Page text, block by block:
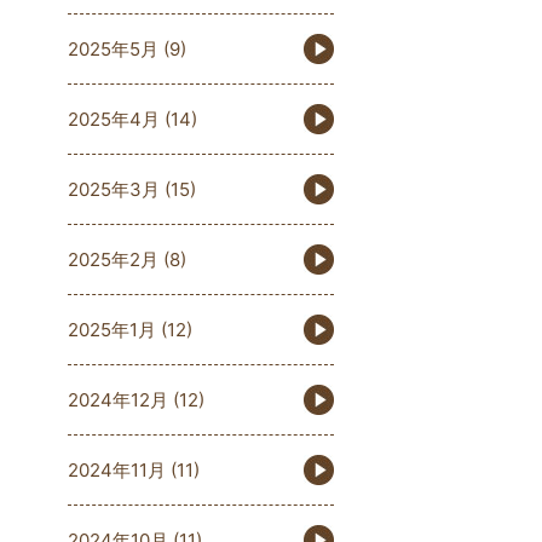
2025年5月 (9)
2025年4月 (14)
2025年3月 (15)
2025年2月 (8)
2025年1月 (12)
2024年12月 (12)
2024年11月 (11)